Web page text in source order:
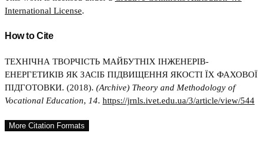
International License.
How to Cite
ТЕХНІЧНА ТВОРЧІСТЬ МАЙБУТНІХ ІНЖЕНЕРІВ-
ЕНЕРГЕТИКІВ ЯК ЗАСІБ ПІДВИЩЕННЯ ЯКОСТІ ЇХ ФАХОВОЇ
ПІДГОТОВКИ. (2018). (Archive) Theory and Methodology of
Vocational Education, 14. https://jrnls.ivet.edu.ua/3/article/view/544
More Citation Formats